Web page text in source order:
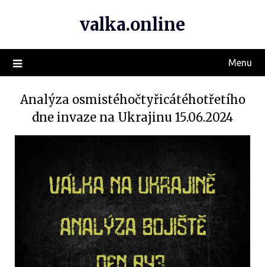
valka.online
Menu
Analýza osmistéhočtyřicátéhotřetího
dne invaze na Ukrajinu 15.06.2024